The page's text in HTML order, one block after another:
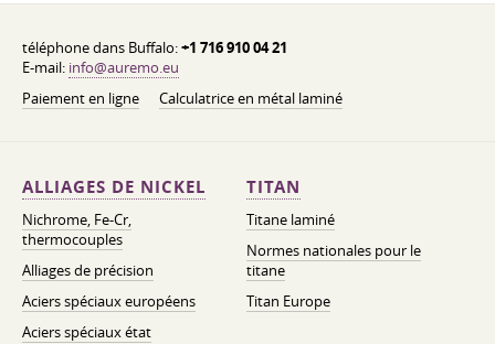
téléphone dans Buffalo:+1 716 910 04 21
E-mail: info@auremo.eu
Paiement en ligne
Calculatrice en métal laminé
ALLIAGES DE NICKEL
Nichrome, Fe-Cr,
thermocouples
Alliages de précision
Aciers spéciaux européens
Aciers spéciaux état
TITAN
Titane laminé
Normes nationales pour le
titane
Titan Europe